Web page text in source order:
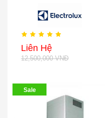
Liên Hệ
12,500,000 VNĐ
Sale